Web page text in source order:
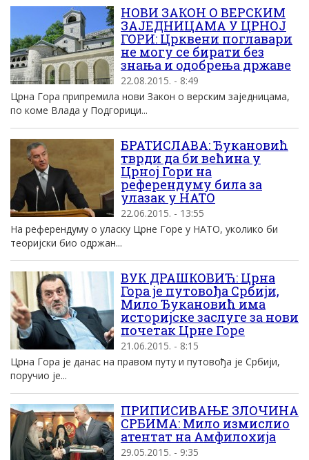
НОВИ ЗАКОН О ВЕРСКИМ
ЗАЈЕДНИЦАМА У ЦРНОЈ
ГОРИ: Црквени поглавари
не могу се бирати без
знања и одобрења државе
22.08.2015. - 8:49
Црна Гора припремила нови Закон о верским заједницама,
по коме Влада у Подгорици...
БРАТИСЛАВА: Ђукановић
тврди да би већина у
Црној Гори на
референдуму била за
улазак у НАТО
22.06.2015. - 13:55
На референдуму о уласку Црне Горе у НАТО, уколико би
теоријски био одржан...
ВУК ДРАШКОВИЋ: Црна
Гора је путовођа Србији,
Мило Ђукановић има
историјске заслуге за нови
почетак Црне Горе
21.06.2015. - 8:15
Црна Гора је данас на правом путу и путовођа је Србији,
поручио је...
ПРИПИСИВАЊЕ ЗЛОЧИНА
СРБИМА: Мило измислио
атентат на Aмфилохиjа
29.05.2015. - 9:35